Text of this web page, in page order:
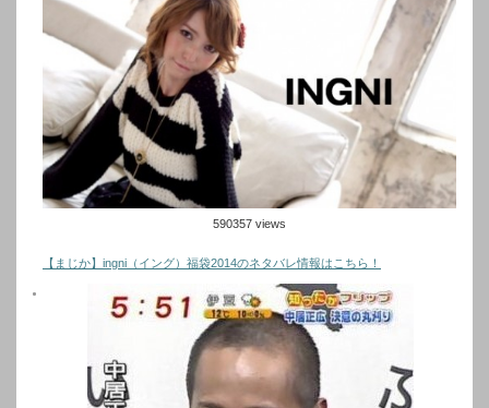
590357 views
【まじか】ingni（イング）福袋2014のネタバレ情報はこちら！